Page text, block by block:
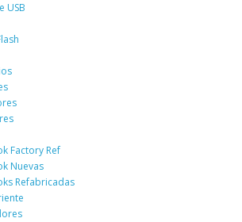
USB
Factory Ref
Nuevas
Refabricadas